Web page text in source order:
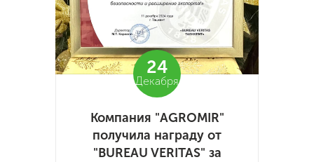
24
Декабря
Компания "AGROMIR"
получила награду от
"BUREAU VERITAS" за